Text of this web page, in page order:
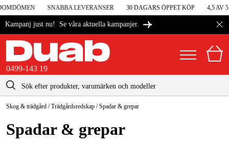
SNABBA LEVERANSER 30 DAGARS ÖPPET KÖP 4,5 AV 5 I
Kampanj just nu! Se våra aktuella kampanjer.
0499-143 19
Sverige
Danmark
Maskiner & verktyg
kontakt@duab.se
Skog & trädgård /Trädgårdsredskap /Spadar & grepar
Spadar & grepar